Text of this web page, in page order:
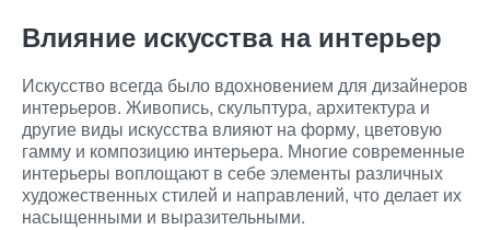
Влияние искусства на интерьер
Искусство всегда было вдохновением для дизайнеров
интерьеров. Живопись, скульптура, архитектура и
другие виды искусства влияют на форму, цветовую
гамму и композицию интерьера. Многие современные
интерьеры воплощают в себе элементы различных
художественных стилей и направлений, что делает их
насыщенными и выразительными.